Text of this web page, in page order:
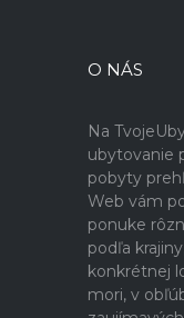
O NÁS
Na
ubytovanie
pobyty
Web vám
ponuke
podľa
konkrétnej
mori, v